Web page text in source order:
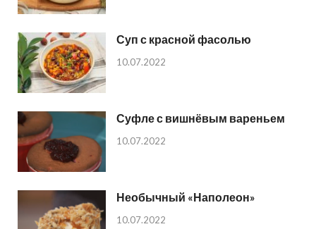
Суп с красной фасолью
10.07.2022
Суфле с вишнёвым вареньем
10.07.2022
Необычный «Наполеон»
10.07.2022